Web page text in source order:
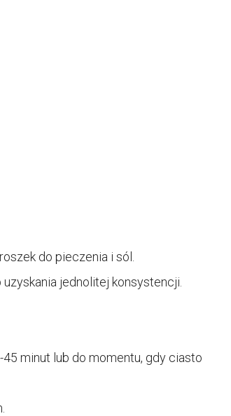
do pieczenia i sól.
jednolitej konsystencji.
minut lub do momentu, gdy ciasto